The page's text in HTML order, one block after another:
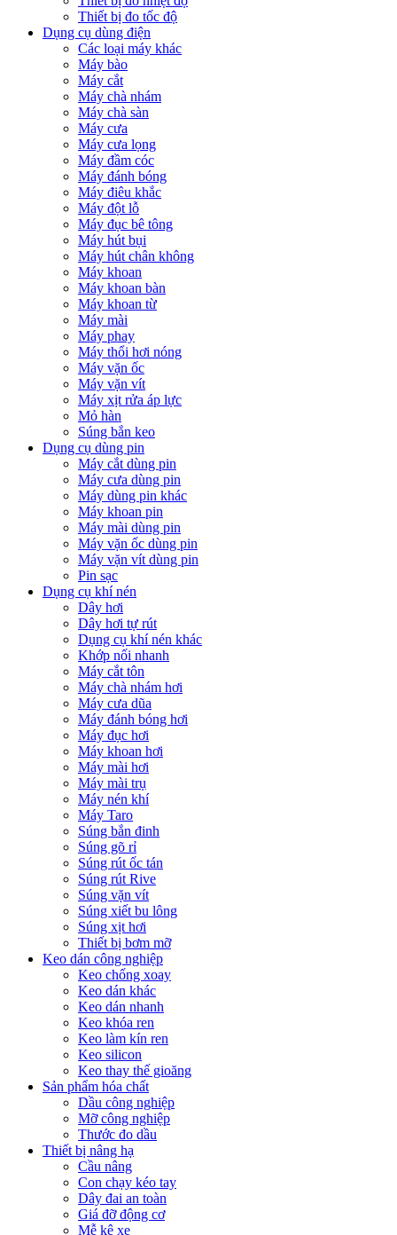
Thiết bị đo tốc độ
Dụng cụ dùng điện
Các loại máy khác
Máy bào
Máy cắt
Máy chà nhám
Máy chà sàn
Máy cưa
Máy cưa lọng
Máy đầm cóc
Máy đánh bóng
Máy điêu khắc
Máy đột lỗ
Máy đục bê tông
Máy hút bụi
Máy hút chân không
Máy khoan
Máy khoan bàn
Máy khoan từ
Máy mài
Máy phay
Máy thổi hơi nóng
Máy vặn ốc
Máy vặn vít
Máy xịt rửa áp lực
Mỏ hàn
Súng bắn keo
Dụng cụ dùng pin
Máy cắt dùng pin
Máy cưa dùng pin
Máy dùng pin khác
Máy khoan pin
Máy mài dùng pin
Máy vặn ốc dùng pin
Máy vặn vít dùng pin
Pin sạc
Dụng cụ khí nén
Dây hơi
Dây hơi tự rút
Dụng cụ khí nén khác
Khớp nối nhanh
Máy cắt tôn
Máy chà nhám hơi
Máy cưa dũa
Máy đánh bóng hơi
Máy đục hơi
Máy khoan hơi
Máy mài hơi
Máy mài trụ
Máy nén khí
Máy Taro
Súng bắn đinh
Súng gõ rỉ
Súng rút ốc tán
Súng rút Rive
Súng vặn vít
Súng xiết bu lông
Súng xịt hơi
Thiết bị bơm mỡ
Keo dán công nghiệp
Keo chống xoay
Keo dán khác
Keo dán nhanh
Keo khóa ren
Keo làm kín ren
Keo silicon
Keo thay thế gioăng
Sản phẩm hóa chất
Dầu công nghiệp
Mỡ công nghiệp
Thước đo dầu
Thiết bị nâng hạ
Cầu nâng
Con chạy kéo tay
Dây đai an toàn
Giá đỡ động cơ
Mễ kê xe